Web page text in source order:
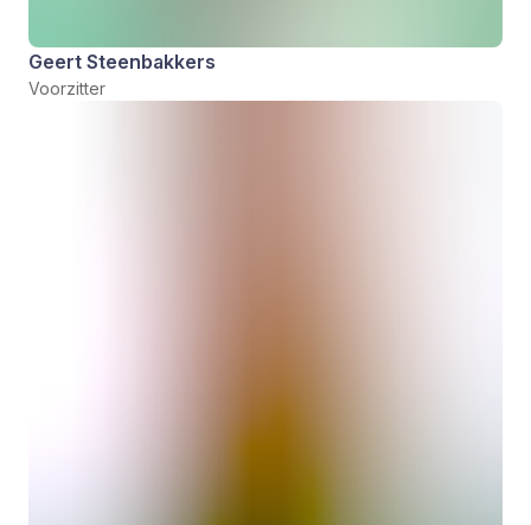
Geert Steenbakkers
Voorzitter